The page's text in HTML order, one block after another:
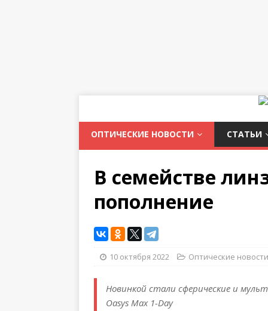
ОПТИЧЕСКИЕ НОВОСТИ СТАТЬИ
В семействе
пополнение
10 октября 2022 Оптические новости
Новинкой стали сферические и
Oasys Max 1-Day